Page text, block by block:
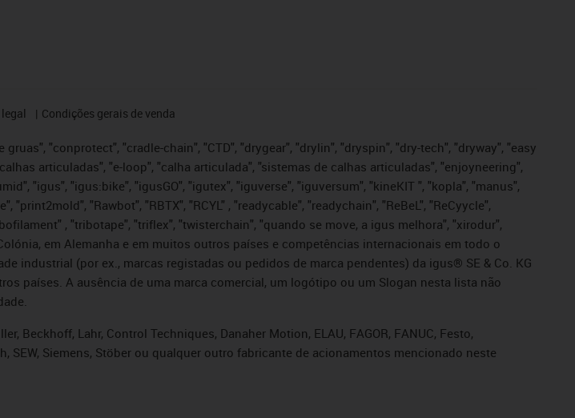
Condições gerais de venda
"conprotect", "cradle-chain", "CTD", "drygear", "drylin", "dryspin", "dry-tech", "dryway", "easy
articuladas", "e-loop", "calha articulada", "sistemas de calhas articuladas", "enjoyneering",
"igus", "igus:bike", "igusGO", "igutex", "iguverse", "iguversum", "kineKIT ", "kopla", "manus",
"Rawbot", "RBTX", "RCYL" , "readycable", "readychain", "ReBeL", "ReCyycle",
, "tribotape", "triflex", "twisterchain", "quando se move, a igus melhora", "xirodur",
em Alemanha e em muitos outros países e competências internacionais em todo o
industrial (por ex., marcas registadas ou pedidos de marca pendentes) da igus® SE & Co. KG
países. A ausência de uma marca comercial, um logótipo ou um Slogan nesta lista não
Beckhoff, Lahr, Control Techniques, Danaher Motion, ELAU, FAGOR, FANUC, Festo,
SEW, Siemens, Stöber ou qualquer outro fabricante de acionamentos mencionado neste